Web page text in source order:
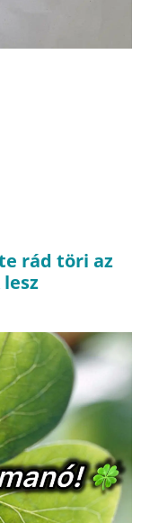
rád töri az